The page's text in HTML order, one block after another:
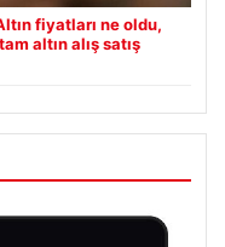
fiyatları ne oldu,
altın alış satış